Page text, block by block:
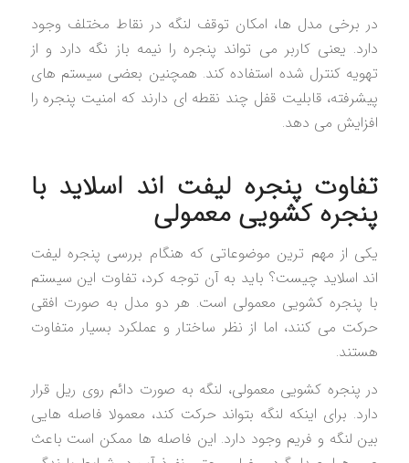
در برخی مدل ها، امکان توقف لنگه در نقاط مختلف وجود
دارد. یعنی کاربر می تواند پنجره را نیمه باز نگه دارد و از
تهویه کنترل شده استفاده کند. همچنین بعضی سیستم های
پیشرفته، قابلیت قفل چند نقطه ای دارند که امنیت پنجره را
افزایش می دهد.
تفاوت پنجره لیفت اند اسلاید با
پنجره کشویی معمولی
یکی از مهم ترین موضوعاتی که هنگام بررسی پنجره لیفت
اند اسلاید چیست؟ باید به آن توجه کرد، تفاوت این سیستم
با پنجره کشویی معمولی است. هر دو مدل به صورت افقی
حرکت می کنند، اما از نظر ساختار و عملکرد بسیار متفاوت
هستند.
در پنجره کشویی معمولی، لنگه به صورت دائم روی ریل قرار
دارد. برای اینکه لنگه بتواند حرکت کند، معمولا فاصله هایی
بین لنگه و فریم وجود دارد. این فاصله ها ممکن است باعث